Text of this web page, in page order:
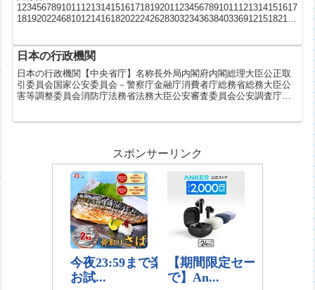
123456789101112131415161718192011234567891011121314151617
181920224681012141618202224262830323436384033691215182124
日本の行政機関
日本の行政機関【中央省庁】名称長外局内閣府内閣総理大臣公正取
引委員会国家公安委員会－警察庁金融庁消費者庁総務省総務大臣公
害等調整委員会消防庁法務省法務大臣公安審査委員会公安調査庁外
スポンサーリンク